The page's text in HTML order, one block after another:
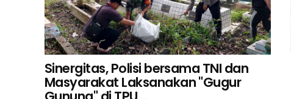
Sinergitas, Polisi bersama TNI dan
Masyarakat Laksanakan "Gugur